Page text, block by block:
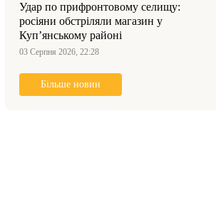
Удар по прифронтовому селищу:
росіяни обстріляли магазин у
Куп’янському районі
03 Серпня 2026, 22:28
Більше новин